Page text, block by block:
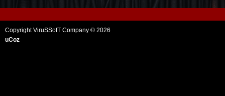
Copyright ViruSSofT Company © 2026
uCoz